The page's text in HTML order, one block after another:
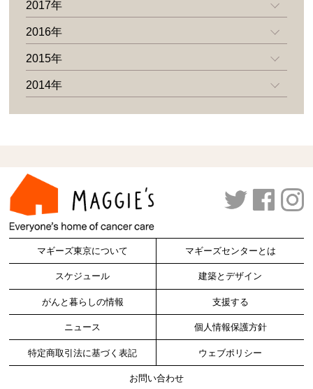
2017年
2016年
2015年
2014年
マギーズ東京について マギーズセンターとは
スケジュール 建築とデザイン
がんと暮らしの情報 支援する
ニュース 個人情報保護方針
特定商取引法に基づく表記 ウェブポリシー
お問い合わせ